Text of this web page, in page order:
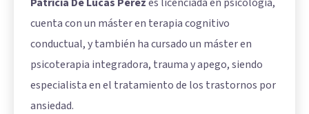
cuenta con un máster en terapia cognitivo
conductual, y también ha cursado un máster en
psicoterapia integradora, trauma y apego, siendo
especialista en el tratamiento de los trastornos por
ansiedad.